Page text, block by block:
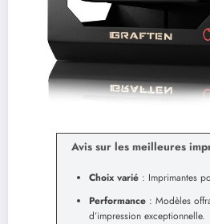
Avis sur les meilleures
Choix varié : Imprimantes
Performance : Modèles
d’impression exceptionnelle.